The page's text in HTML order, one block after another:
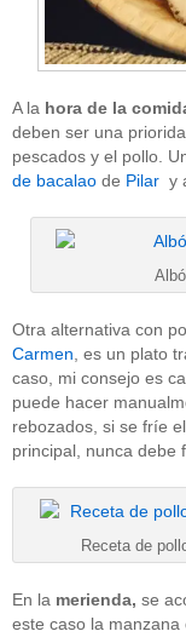
A la hora de la
deben ser una
pescados y el pollo.
de bacalao de Pilar y
Otra alternativa con
Carmen , es un plato
caso, mi consejo es
puede hacer
rebozados, si se fríe
principal, nunca debe
Receta de
En la merienda, se
este caso la